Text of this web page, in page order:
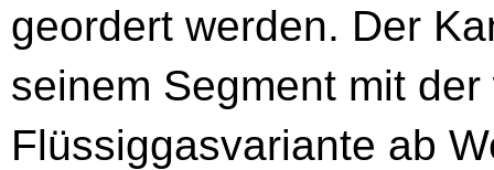
geordert werden. Der
seinem Segment mit
Flüssiggasvariante ab